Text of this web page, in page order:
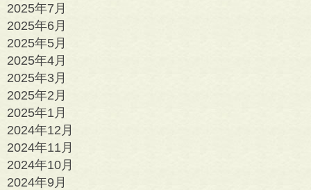
2025年7月
2025年6月
2025年5月
2025年4月
2025年3月
2025年2月
2025年1月
2024年12月
2024年11月
2024年10月
2024年9月